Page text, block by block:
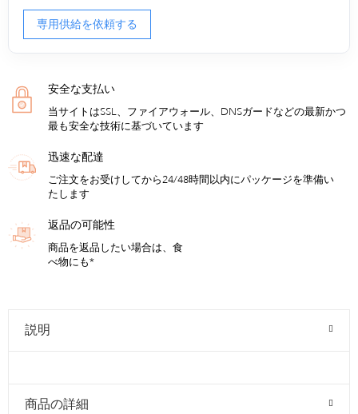
専用供給を依頼する
安全な支払い
当サイトはSSL、ファイアウォール、DNSガードなどの最新かつ
最も安全な技術に基づいています
迅速な配達
ご注文をお受けしてから24/48時間以内にパッケージを準備い
たします
返品の可能性
商品を返品したい場合は、食
べ物にも*
説明
商品の詳細